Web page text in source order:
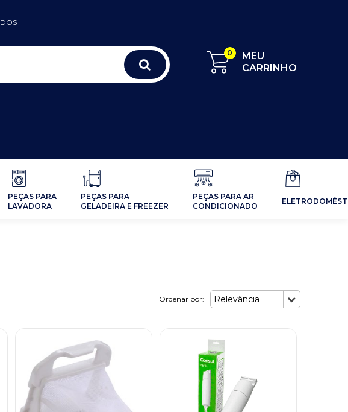
0
MEU
CARRINHO
PEÇAS PARA
LAVADORA
PEÇAS PARA
GELADEIRA E FREEZER
PEÇAS PARA AR
CONDICIONADO
Ordenar por: Relevância